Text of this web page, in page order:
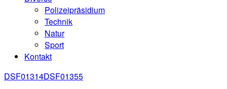
Polizeipräsidium
Technik
Natur
Sport
Kontakt
DSF01314DSF01355